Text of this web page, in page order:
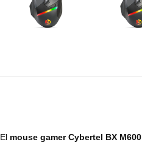
El mouse gamer Cybertel BX M600